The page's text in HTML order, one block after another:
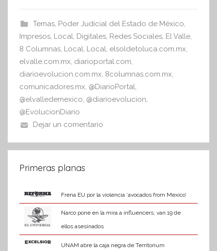
I
n
f
o
r
m
a
a
b
o
o
k
A
p
p
Temas, Poder Judicial del Estado de México,
Impresos, Local, Digitales, Redes Sociales, El Valle,
8 Columnas, Local, Local, elsoldetoluca.com.mx,
elvalle.com.mx, diarioportal.com,
diarioevolucion.com.mx, 8columnas.com.mx,
comunicadores.mx, @DiarioPortal,
@elvalledemexico, @diarioevolucion,
@EvolucionDiario
Dejar un comentario
Primeras planas
Frena EU por la violencia ‘avocados from Mexico’
Narco pone en la mira a influencers; van 19 de
ellos asesinados
UNAM abre la caja negra de Territorium